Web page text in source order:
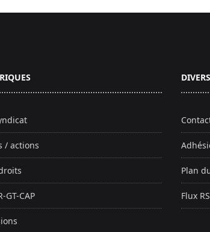
/ actions
GT-CAP
DIVERS
Plan
Flux